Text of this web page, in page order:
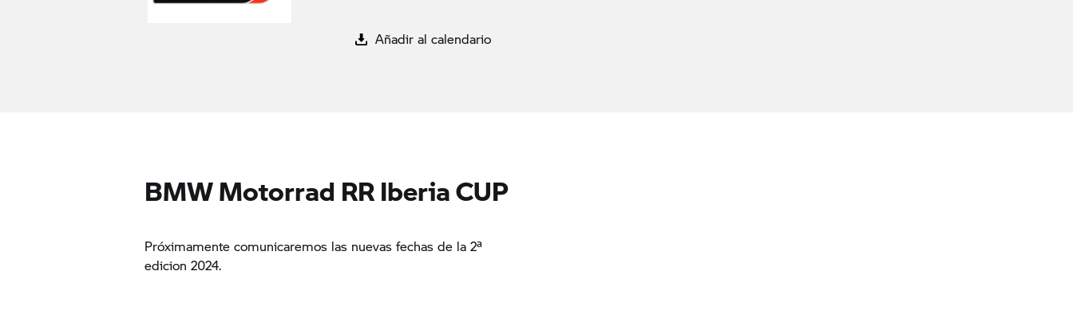
Añadir al calendario
BMW Motorrad RR Iberia CUP
Próximamente comunicaremos las nuevas fechas de la 2ª
edicion 2024.